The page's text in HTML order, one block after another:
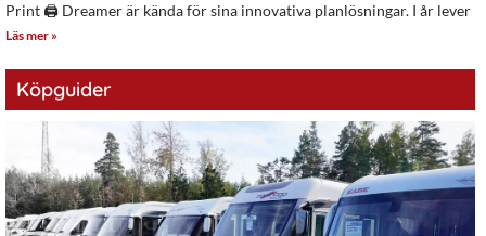
Print 🖨 Dreamer är kända för sina innovativa planlösningar. I år lever
Läs mer »
Köpguider